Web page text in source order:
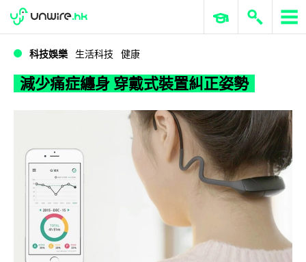
減少痛症纏身 穿戴式裝置糾正姿勢
WWDC 2026 ERP 與商業 AI
科技娛樂 生活科技 健康
減少痛症纏身 穿戴式裝置糾正姿勢